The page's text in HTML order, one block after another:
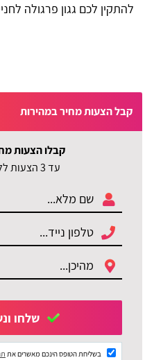
להתקין לכם גגון פרגולה
קבל הצעות מחיר במהירות
קבלו הצעות
עד 3 הצעות ללא התחייבות בחינם:
בשליחת הטופס הינכם מאשרים את